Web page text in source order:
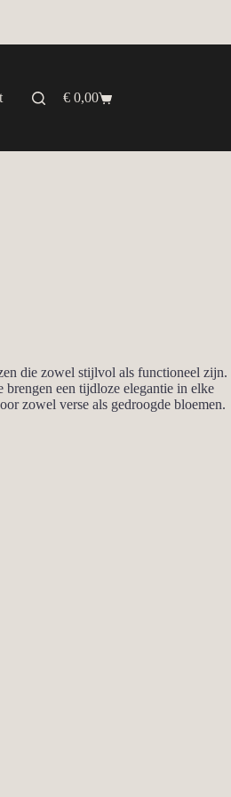
Winkelwagen
€0,00
die zowel stijlvol als functioneel zijn.
een tijdloze elegantie in elke
zowel verse als gedroogde bloemen.